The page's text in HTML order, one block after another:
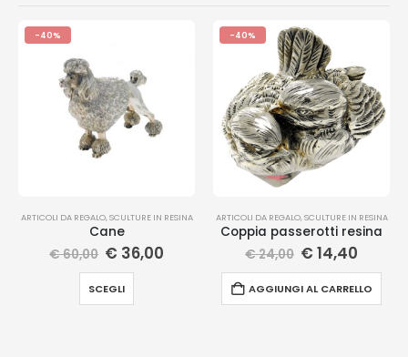
-40%
ARTICOLI DA REGALO,SCULTURE IN RESINA
Cane
€60,00 € 36,00
SCEGLI
-40%
ARTICOLI DA REGALO,SCULTURE IN RESINA
Coppia passerotti resina
€24,00 € 14,40
AGGIUNGI AL CARRELLO